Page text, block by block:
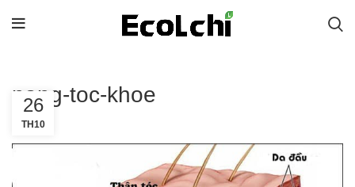
nang-toc-khoe
26
TH10